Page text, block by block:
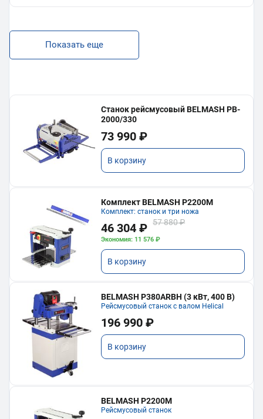
Показать еще
Станок рейсмусовый BELMASH PB-
2000/330
73 990 ₽
В корзину
Комплект BELMASH P2200M
Комплект: станок и три ножа
46 304 ₽ 57 880 ₽
Экономия: 11 576 ₽
В корзину
BELMASH P380ARBH (3 кВт, 400 В)
Рейсмусовый станок с валом Helical
196 990 ₽
В корзину
BELMASH P2200M
Рейсмусовый станок